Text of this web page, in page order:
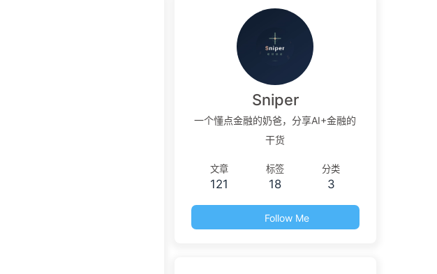
Sniper
一个懂点金融的奶爸，分享AI+金融的
干货
文章
121
标签
18
分类
3
Follow Me